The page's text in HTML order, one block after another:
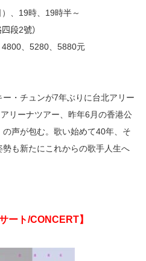
、19時、19時半～
四段2號）
4800、5280、5880元
・チュンが7年ぶりに台北アリー
リーナツアー、昨年6月の香港公
声が包む。歌い始めて40年、そ
も新たにこれからの歌手人生へ
ート/CONCERT】